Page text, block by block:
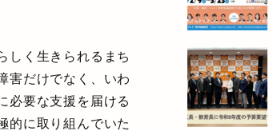
しく生きられるまち
害だけでなく、いわ
必要な支援を届ける
的に取り組んでいた